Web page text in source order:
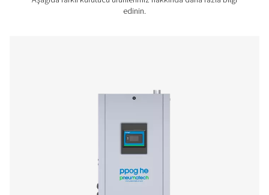
Fiyat teklifi için bizimle iletişime geçin!
Eksiksiz bir ürün
Aşağıda farklı kurutucu ürünlerimiz hakkında daha